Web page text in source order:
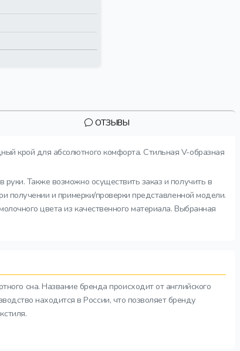
ОТЗЫВЫ
крой для абсолютного комфорта. Стильная V-образная
Также возможно осуществить заказ и получить в
получении и примерки/проверки представленной модели.
цвета из качественного материала. Выбранная
сна. Название бренда происходит от английского
находится в России, что позволяет бренду